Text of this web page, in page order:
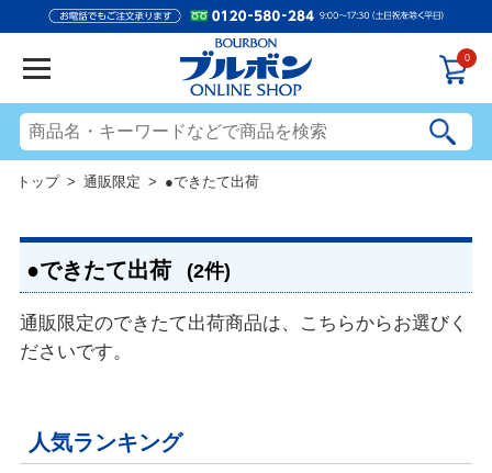
0
トップ> 通販限定 > ●できたて出荷
●できたて出荷 (2件)
通販限定のできたて出荷商品は、こちらからお選びく
ださいです。
人気ランキング